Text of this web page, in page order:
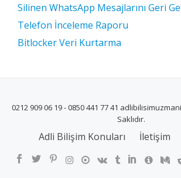
Silinen WhatsApp Mesajlarını Geri
Telefon İnceleme Raporu
Bitlocker Veri Kurtarma
0212 909 06 19 - 0850 441 77 41
Saklıdır.
İKINCILAdli Bilişim Konuları İletişim